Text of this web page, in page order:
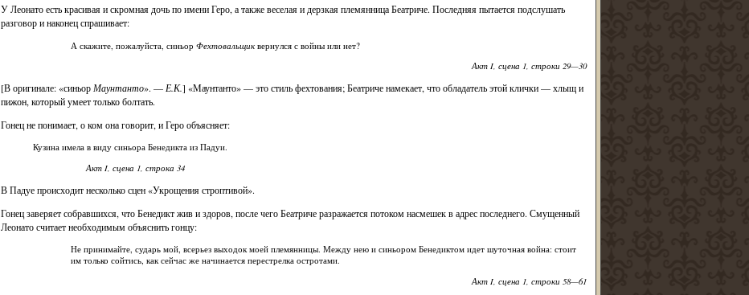
У Леонато есть красивая и скромная дочь по имени Геро, а также веселая и дерзкая племянница Беатриче. Последняя пытается подслушать
разговор и наконец спрашивает:
А скажите, пожалуйста, синьор Фехтовальщиквернулся с войны или нет?
Акт I, сцена 1, строки 29—30
[В оригинале: «синьорМаунтанто». —Е.К.] «Маунтанто» — это стиль фехтования; Беатриче намекает, что обладатель этой клички — хлыщ и
пижон, который умеет только болтать.
Гонец не понимает, о ком она говорит, и Геро объясняет:
Кузина имела в виду синьора Бенедикта из Падуи.
Акт I, сцена 1, строка 34
В Падуе происходит несколько сцен «Укрощения строптивой».
Гонец заверяет собравшихся, что Бенедикт жив и здоров, после чего Беатриче разражается потоком насмешек в адрес последнего. Смущенный
Леонато считает необходимым объяснить гонцу:
Не принимайте, сударь мой, всерьез выходок моей племянницы. Между нею и синьором Бенедиктом идет шуточная война: стоит
им только сойтись, как сейчас же начинается перестрелка остротами.
Акт I, сцена 1, строки 58—61